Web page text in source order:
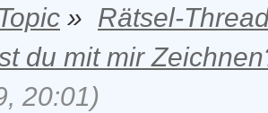
» Rätsel-
du mit mir
20:01)